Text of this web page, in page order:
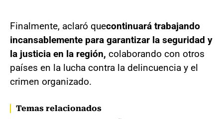
Finalmente, aclaró quecontinuará trabajando
incansablemente para garantizar la seguridad y
la justicia en la región, colaborando con otros
países en la lucha contra la delincuencia y el
crimen organizado.
Temas relacionados